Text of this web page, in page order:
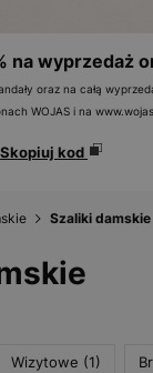
na wyprzedaż
oraz na całą
WOJAS i na
Skopiuj kod
Szaliki damskie
Wizytowe (1)